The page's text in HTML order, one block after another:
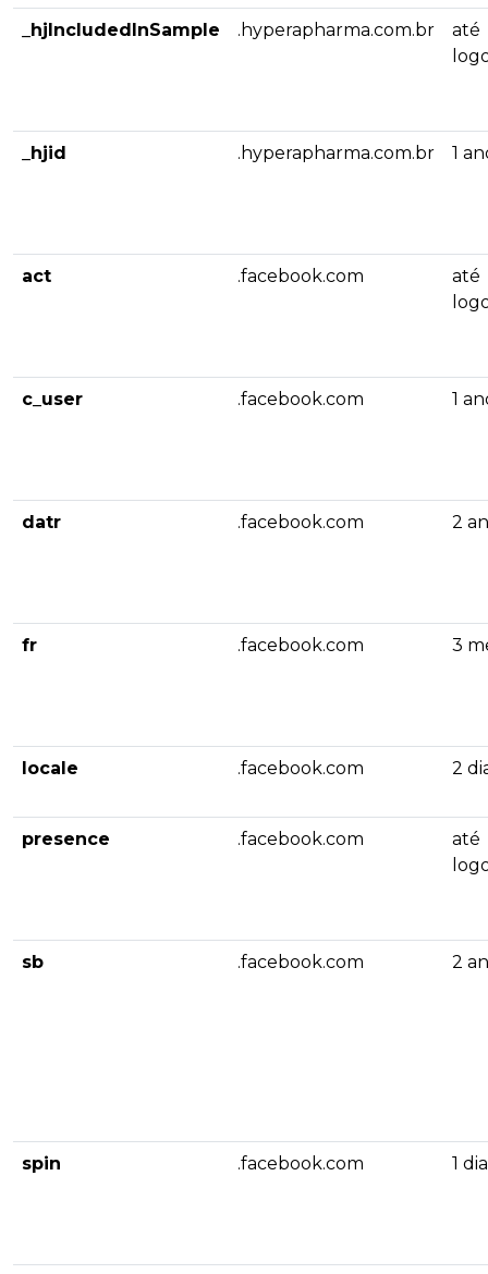
_hjIncludedInSample .hyperapharma.com.br
até
_hjid .hyperapharma.com.br 1
act .facebook.com
até
c_user .facebook.com 1
datr .facebook.com 2
fr .facebook.com 3
locale .facebook.com 2
presence .facebook.com
até
sb .facebook.com 2
spin .facebook.com 1 dia